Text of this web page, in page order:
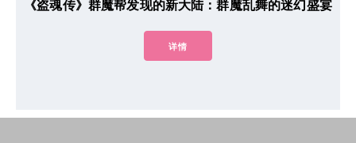
《盗魂传》群魔帮发现的新大陆：群魔乱舞的迷幻盛宴
详情